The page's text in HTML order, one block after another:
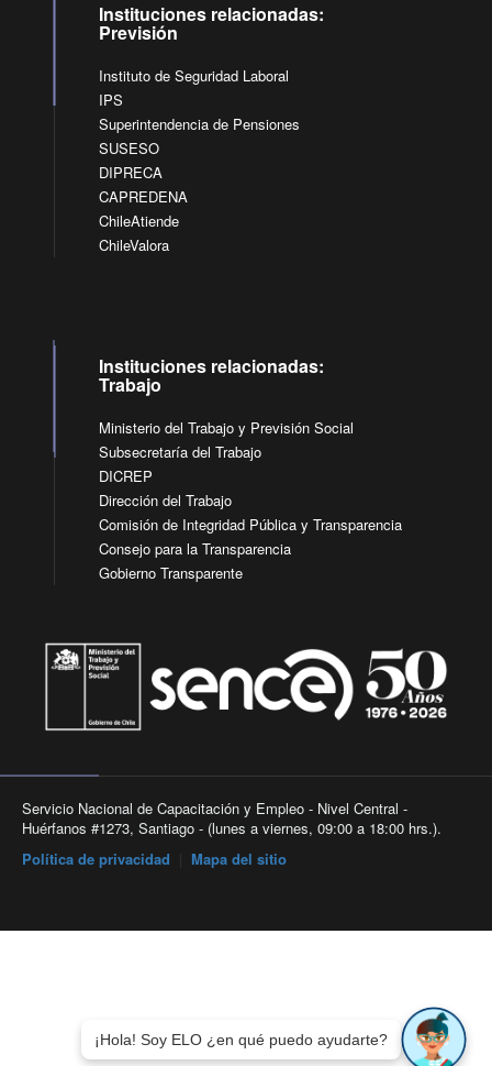
Instituciones relacionadas:
Previsión
Instituto de Seguridad Laboral
IPS
Superintendencia de Pensiones
SUSESO
DIPRECA
CAPREDENA
ChileAtiende
ChileValora
Instituciones relacionadas:
Trabajo
Ministerio del Trabajo y Previsión Social
Subsecretaría del Trabajo
DICREP
Dirección del Trabajo
Comisión de Integridad Pública y Transparencia
Consejo para la Transparencia
Gobierno Transparente
Servicio Nacional de Capacitación y Empleo - Nivel Central -
Huérfanos #1273, Santiago - (lunes a viernes, 09:00 a 18:00 hrs.).
Política de privacidad
Mapa del sitio
¡Hola! Soy ELO ¿en qué puedo ayudarte?